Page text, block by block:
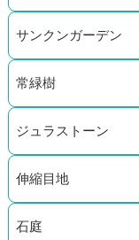
サンクンガーデン
常緑樹
ジュラストーン
伸縮目地
石庭